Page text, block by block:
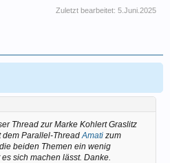
Zuletzt bearbeitet: 5.Juni.2025
Thread zur Marke Kohlert Graslitz
dem Parallel-Thread Amati zum
beiden Themen ein wenig
sich machen lässt. Danke.